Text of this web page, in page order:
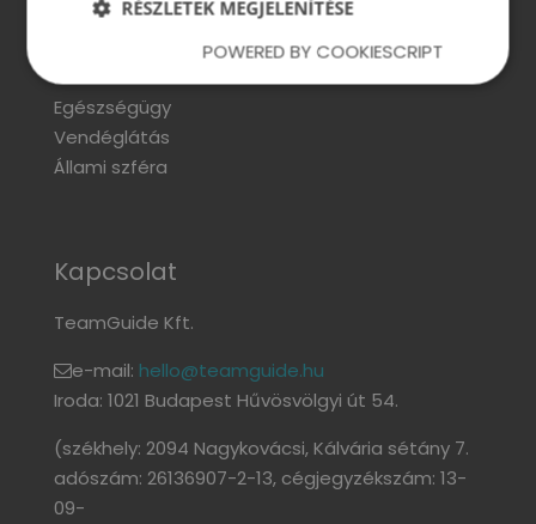
Pénzügy
Technológia, kutatás és fejlesztés
IT
Egészségügy
Vendéglátás
Állami szféra
Kapcsolat
TeamGuide Kft.
e-mail: hello@teamguide.hu
Iroda: 1021 Budapest Hűvösvölgyi út 54.
(székhely: 2094 Nagykovácsi, Kálvária sétány 7.
adószám: 26136907-2-13, cégjegyzékszám: 13-
09-
RÉSZLETEK MEGJELENÍTÉSE
POWERED BY COOKIESCRIPT